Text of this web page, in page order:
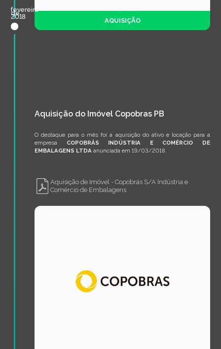
fevereiro
de
2018
AQUISIÇÃO
Aquisição do Imóvel Copobras PB
O destaque para o mês foi a aquisição do ativo e locação para a
empresa COPOBRÁS INDÚSTRIA E COMÉRCIO DE
EMBALAGENS LTDAanunciada em 19/03/2018.
Aquisição de Imóvel - Copobrás S/A Indústria e
Comércio de Embalagens